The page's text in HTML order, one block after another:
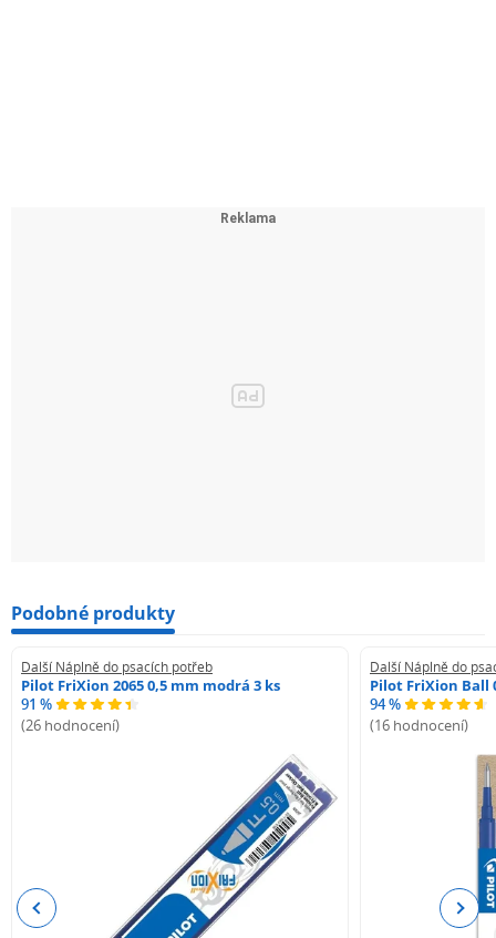
Podobné produkty
Další Náplně do psacích potřeb
Pilot FriXion 2065 0,5 mm modrá 3 ks
91 %
(26 hodnocení)
Další Náplně do
Pilot FriXion Ball
94 %
(16 hodnocení)
Previous Next